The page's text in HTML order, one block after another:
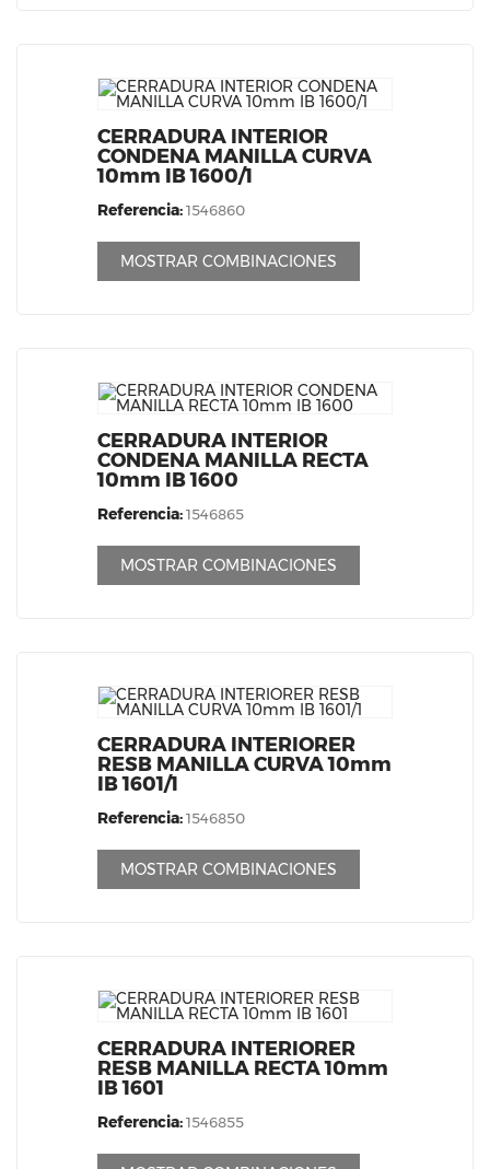
CERRADURA INTERIOR
CONDENA MANILLA CURVA
10mm IB 1600/1
Referencia:1546860
MOSTRAR COMBINACIONES
CERRADURA INTERIOR
CONDENA MANILLA RECTA
10mm IB 1600
Referencia:1546865
MOSTRAR COMBINACIONES
CERRADURA INTERIORER
RESB MANILLA CURVA 10mm
IB 1601/1
Referencia:1546850
MOSTRAR COMBINACIONES
CERRADURA INTERIORER
RESB MANILLA RECTA 10mm
IB 1601
Referencia:1546855